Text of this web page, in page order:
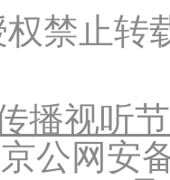
权禁止转
播视听
公网安